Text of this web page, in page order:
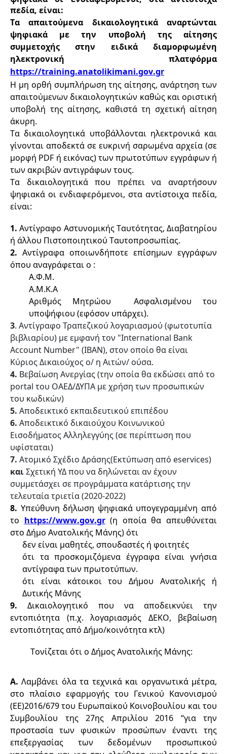
πεδία, είναι:
Τα απαιτούμενα δικαιολογητικά αναρτώνται
ψηφιακά με την υποβολή της αίτησης
συμμετοχής στην ειδικά διαμορφωμένη
https://training.anatolikimani.gov.gr
Η μη ορθή συμπλήρωση της αίτησης, ανάρτηση των
απαιτούμενων δικαιολογητικών καθώς και οριστική
υποβολή της αίτησης, καθιστά τη σχετική αίτηση
άκυρη.
Τα δικαιολογητικά υποβάλλονται ηλεκτρονικά και
γίνονται αποδεκτά σε ευκρινή σαρωμένα αρχεία (σε
μορφή PDF ή εικόνας) των πρωτοτύπων εγγράφων ή
των ακριβών αντιγράφων τους.
Τα δικαιολογητικά που πρέπει να αναρτήσουν
ψηφιακά οι ενδιαφερόμενοι, στα αντίστοιχα πεδία,
είναι:
1. Αντίγραφο Αστυνομικής Ταυτότητας, Διαβατηρίου
ή άλλου Πιστοποιητικού Ταυτοπροσωπίας.
2. Αντίγραφα οποιωνδήποτε επίσημων εγγράφων
όπου αναγράφεται ο :
Α.Φ.Μ.
Α.Μ.Κ.Α
Αριθμός Μητρώου  Ασφαλισμένου του
υποψήφιου (εφόσον υπάρχει).
3. Αντίγραφο Τραπεζικού λογαριασμού (φωτοτυπία
βιβλιαρίου) με εμφανή τον "International Bank
Account Number" (ΙΒΑΝ), στον οποίο θα είναι
Κύριος Δικαιούχος ο/ η Αιτών/ ούσα.
4. Βεβαίωση Ανεργίας (την οποία θα εκδώσει από το
portal του ΟΑΕΔ/ΔΥΠΑ με χρήση των προσωπικών
του κωδικών)
5. Αποδεικτικό εκπαιδευτικού επιπέδου
6. Αποδεικτικό δικαιούχου Κοινωνικού
Εισοδήματος Αλληλεγγύης (σε περίπτωση που
υφίσταται)
7. Ατομικό Σχέδιο Δράσης(Εκτύπωση από eservices)
καιΣχετική ΥΔ που να δηλώνεται αν έχουν
συμμετάσχει σε προγράμματα κατάρτισης την
τελευταία τριετία (2020-2022)
8. Υπεύθυνη δήλωση ψηφιακά υπογεγραμμένη από
το https://www.gov.gr (η οποία θα απευθύνεται
στο Δήμο Ανατολικής Μάνης) ότι
δεν είναι μαθητές, σπουδαστές ή φοιτητές
ότι τα προσκομιζόμενα έγγραφα είναι γνήσια
αντίγραφα των πρωτοτύπων.
ότι είναι κάτοικοι του Δήμου Ανατολικής ή
Δυτικής Μάνης
9. Δικαιολογητικό που να αποδεικνύει την
εντοπιότητα (π.χ. λογαριασμός ΔΕΚΟ, βεβαίωση
εντοπιότητας από Δήμο/κοινότητα κτλ)
Τονίζεται ότι ο Δήμος Ανατολικής Μάνης:
A. Λαμβάνει όλα τα τεχνικά και οργανωτικά μέτρα,
στο πλαίσιο εφαρμογής του Γενικού Κανονισμού
(ΕΕ)2016/679 του Ευρωπαϊκού Κοινοβουλίου και του
Συμβουλίου
της 27ης Απριλίου 2016 “για την
προστασία των φυσικών προσώπων έναντι της
επεξεργασίας των δεδομένων προσωπικού